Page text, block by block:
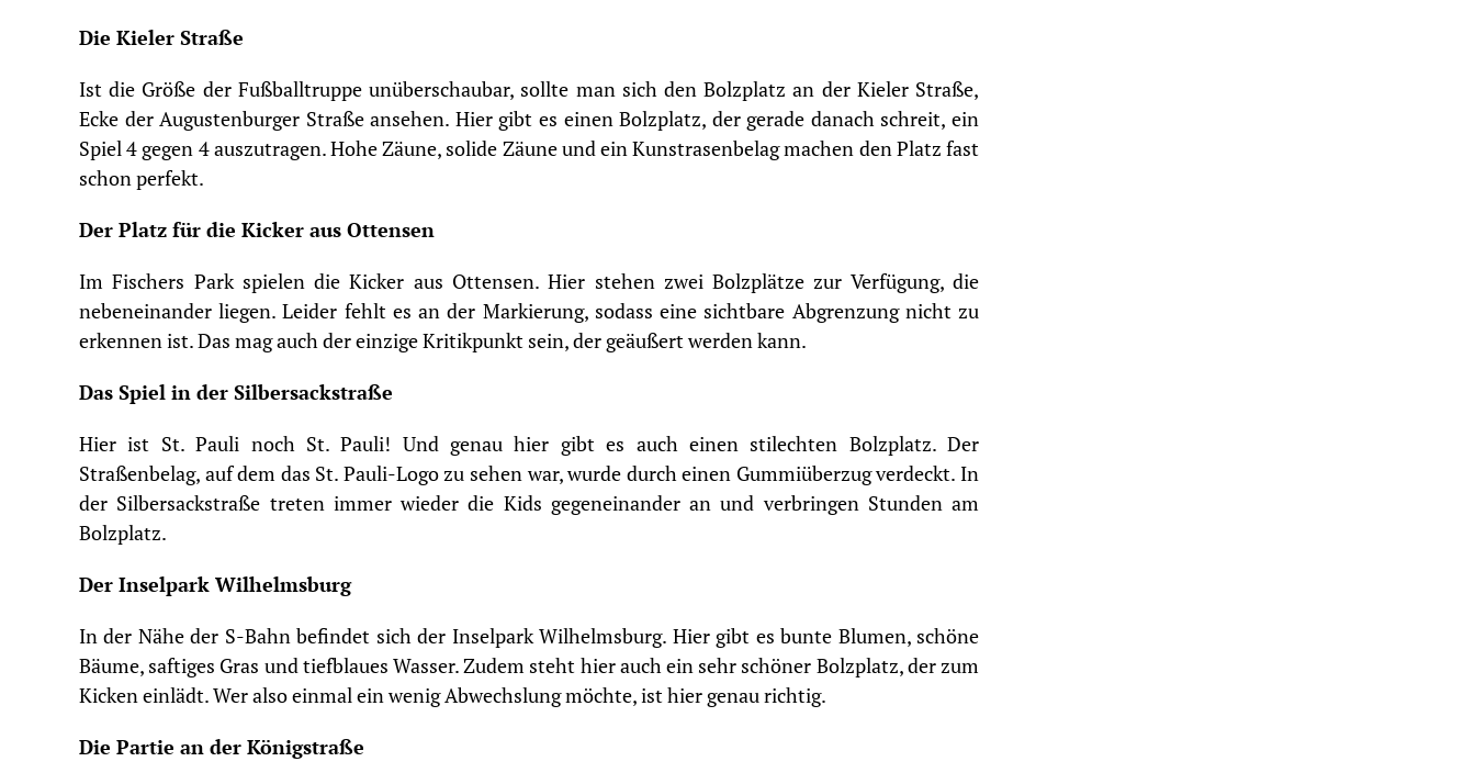
Die Kieler Straße
Ist die Größe der Fußballtruppe unüberschaubar, sollte man sich den Bolzplatz an der Kieler Straße,
Ecke der Augustenburger Straße ansehen. Hier gibt es einen Bolzplatz, der gerade danach schreit, ein
Spiel 4 gegen 4 auszutragen. Hohe Zäune, solide Zäune und ein Kunstrasenbelag machen den Platz fast
schon perfekt.
Der Platz für die Kicker aus Ottensen
Im Fischers Park spielen die Kicker aus Ottensen. Hier stehen zwei Bolzplätze zur Verfügung, die
nebeneinander liegen. Leider fehlt es an der Markierung, sodass eine sichtbare Abgrenzung nicht zu
erkennen ist. Das mag auch der einzige Kritikpunkt sein, der geäußert werden kann.
Das Spiel in der Silbersackstraße
Hier ist St. Pauli noch St. Pauli! Und genau hier gibt es auch einen stilechten Bolzplatz. Der
Straßenbelag, auf dem das St. Pauli-Logozu sehen war, wurde durch einen Gummiüberzug verdeckt. In
der Silbersackstraße treten immer wieder die Kids gegeneinander an und verbringen Stunden am
Bolzplatz.
Der Inselpark Wilhelmsburg
In der Nähe der S-Bahn befindet sich der Inselpark Wilhelmsburg. Hier gibt es bunte Blumen, schöne
Bäume, saftiges Gras und tiefblaues Wasser. Zudem steht hier auch ein sehr schöner Bolzplatz, der zum
Kicken einlädt. Wer also einmal ein wenig Abwechslung möchte, ist hier genau richtig.
Die Partie an der Königstraße